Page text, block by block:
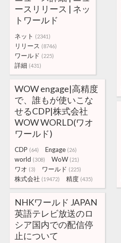
ースリリース | ネッ
トワールド
ネット (2341)
リリース (8746)
ワールド (225)
詳細 (431)
WOW engage|高精度
で、誰もが使いこな
せるCDP|株式会社
WOW WORLD(ワオ
ワールド)
CDP (64) Engage (26)
world (308) WoW (21)
ワオ (3) ワールド (225)
株式会社 (19472) 精度 (435)
NHKワールド JAPAN
英語テレビ放送のロ
シア国内での配信停
止について